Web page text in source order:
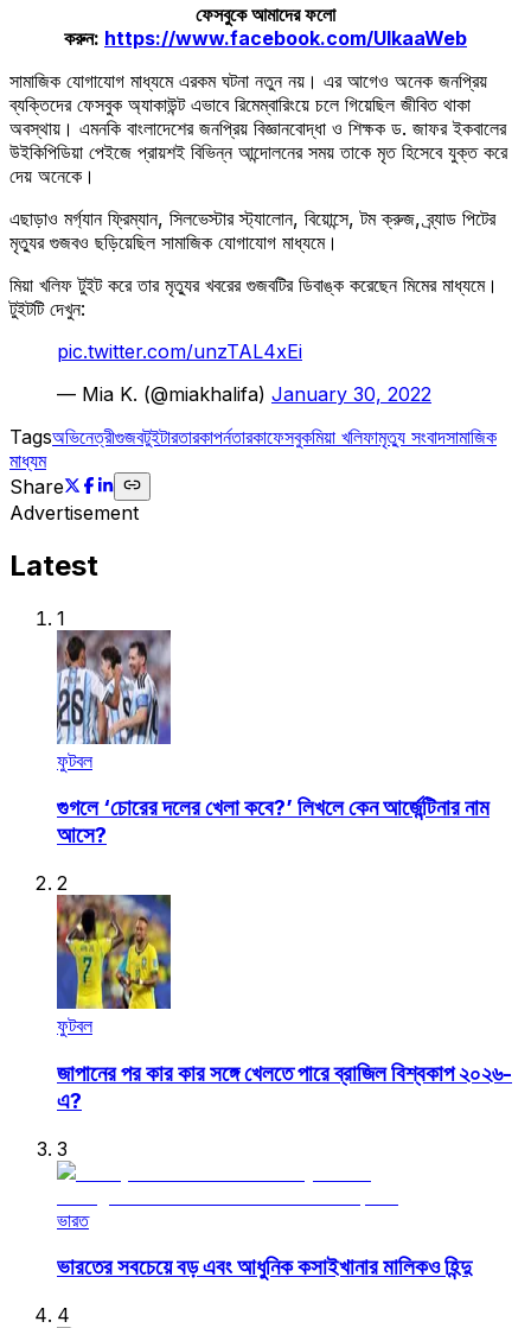
ফেসবুকে আমাদের ফলো
করুন: https://www.facebook.com/UlkaaWeb
সামাজিক যোগাযোগ মাধ্যমে এরকম ঘটনা নতুন নয়। এর আগেও অনেক জনপ্রিয়
ব্যক্তিদের ফেসবুক অ্যাকাউন্ট এভাবে রিমেম্বারিংয়ে চলে গিয়েছিল জীবিত থাকা
অবস্থায়। এমনকি বাংলাদেশের জনপ্রিয় বিজ্ঞানবোদ্ধা ও শিক্ষক ড. জাফর ইকবালের
উইকিপিডিয়া পেইজে প্রায়শই বিভিন্ন আন্দোলনের সময় তাকে মৃত হিসেবে যুক্ত করে
দেয় অনেকে।
এছাড়াও মর্গ্যান ফ্রিম্যান, সিলভেস্টার স্ট্যালোন, বিয়োন্সে, টম ক্রুজ, ব্র্যাড পিটের
মৃত্যুর গুজবও ছড়িয়েছিল সামাজিক যোগাযোগ মাধ্যমে।
মিয়া খলিফ টুইট করে তার মৃত্যুর খবরের গুজবটির ডিবাঙ্ক করেছেন মিমের মাধ্যমে।
টুইটটি দেখুন:
pic.twitter.com/unzTAL4xEi
— Mia K. (@miakhalifa) January 30, 2022
Tagsঅভিনেত্রীগুজবটুইটারতারকাপর্নতারকাফেসবুকমিয়া খলিফামৃত্যু সংবাদসামাজিক
মাধ্যম
Share
Advertisement
Latest
1
ফুটবল
গুগলে ‘চোরের দলের খেলা কবে?’ লিখলে কেন আর্জেন্টিনার নাম
আসে?
2
ফুটবল
জাপানের পর কার কার সঙ্গে খেলতে পারে ব্রাজিল বিশ্বকাপ ২০২৬-
এ?
3
ভারত
ভারতের সবচেয়ে বড় এবং আধুনিক কসাইখানার মালিকও হিন্দু
4